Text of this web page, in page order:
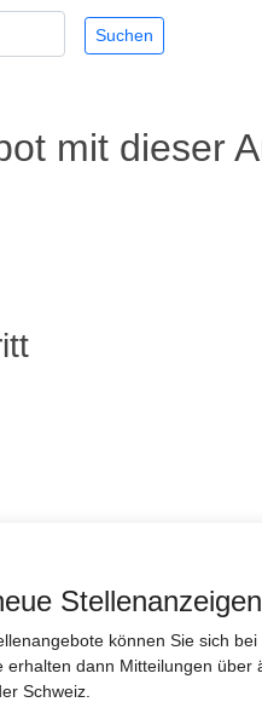
mit dieser
Stellenanzeigen
können Sie sich
erhalten dann Mitteilungen über
Schweiz.